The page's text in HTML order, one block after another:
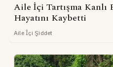
Aile İçi Tartışma Kanlı
Hayatını Kaybetti
Aile İçi Şiddet